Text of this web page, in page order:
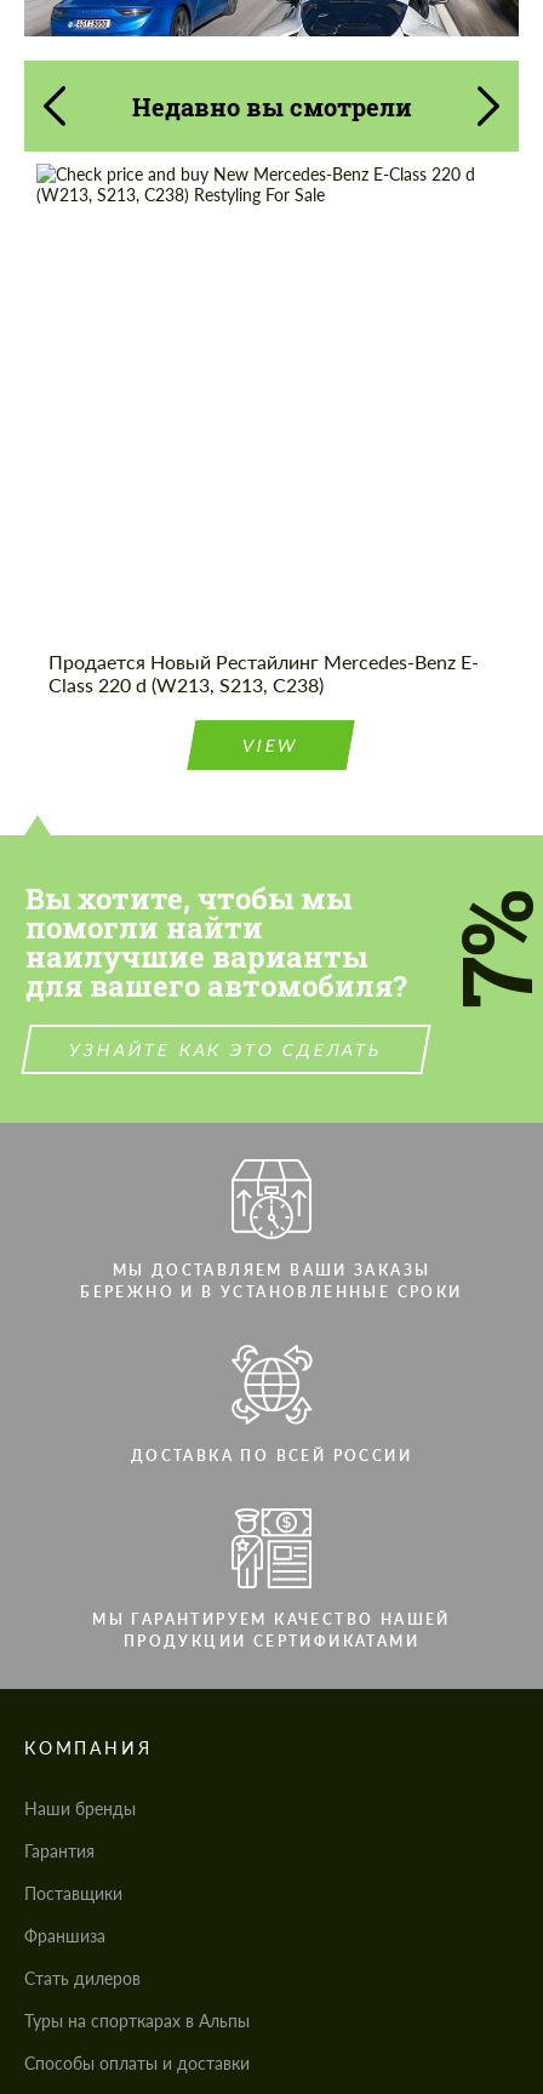
Недавно вы смотрели
Продается Новый Рестайлинг Mercedes-Benz E-
Class 220 d (W213, S213, C238)
VIEW
Вы хотите, чтобы мы
помогли найти
наилучшие варианты
для вашего автомобиля?
УЗНАЙТЕ КАК ЭТО СДЕЛАТЬ
МЫ ДОСТАВЛЯЕМ ВАШИ ЗАКАЗЫ
БЕРЕЖНО И В УСТАНОВЛЕННЫЕ СРОКИ
ДОСТАВКА ПО ВСЕЙ РОССИИ
МЫ ГАРАНТИРУЕМ КАЧЕСТВО НАШЕЙ
ПРОДУКЦИИ СЕРТИФИКАТАМИ
КОМПАНИЯ
Наши бренды
Гарантия
Поставщики
Франшиза
Стать дилеров
Туры на спорткарах в Альпы
Cпособы оплаты и доставки
персональных данных
Cогласиться на обработку
персональных данных